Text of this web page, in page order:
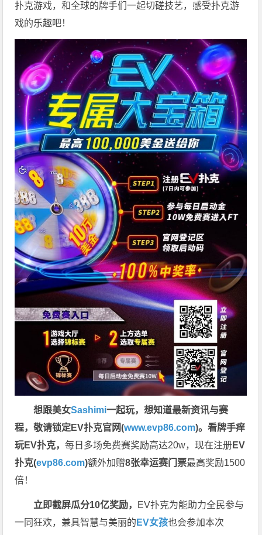
扑克游戏，和全球的牌手们一起切磋技艺，感受扑克游
戏的乐趣吧！
想跟美女Sashimi一起玩，想知道最新资讯与赛
程，敬请锁定EV扑克官网(www.evp86.com)。看牌手痒
玩EV扑克，每日多场免费赛奖励高达20w，现在注册EV
扑克(evp86.com)额外加赠8张幸运赛门票最高奖励1500
倍！
立即截屏瓜分10亿奖励， EV扑克为能助力全民参与
一同狂欢，兼具智慧与美丽的 EV女孩也会参加本次